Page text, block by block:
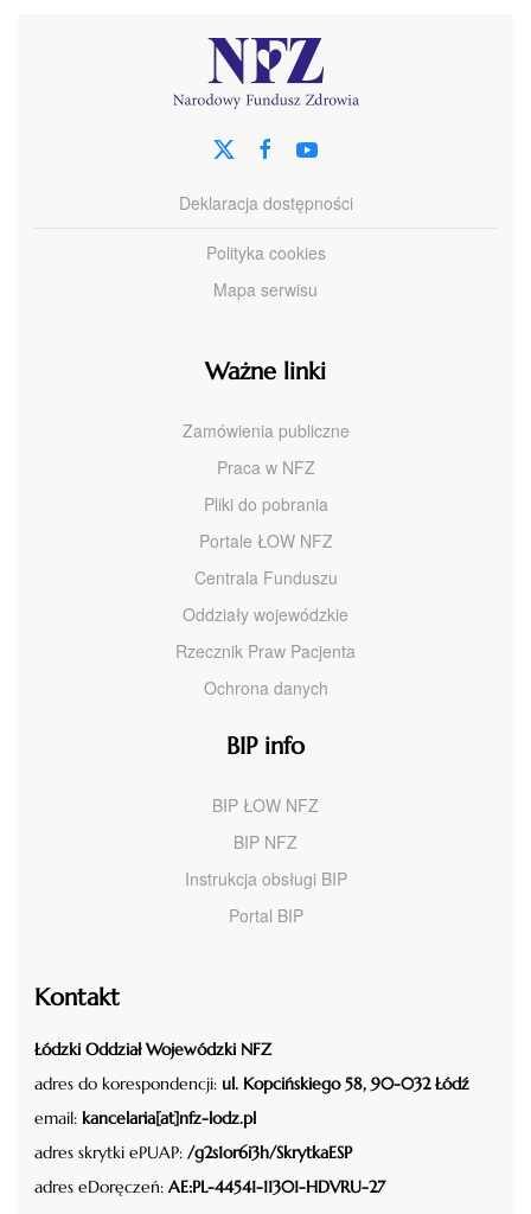
Deklaracja dostępności
Polityka cookies
Mapa serwisu
Ważne linki
Zamówienia publiczne
Praca w NFZ
Pliki do pobrania
Portale ŁOW NFZ
Centrala Funduszu
Oddziały wojewódzkie
Rzecznik Praw Pacjenta
Ochrona danych
BIP info
BIP ŁOW NFZ
BIP NFZ
Instrukcja obsługi BIP
Portal BIP
Kontakt
Łódzki Oddział Wojewódzki NFZ
adres do korespondencji: ul. Kopcińskiego 58, 90-032 Łódź
email: kancelaria[at]nfz-lodz.pl
adres skrytki ePUAP: /g2s1or6i3h/SkrytkaESP
adres eDoręczeń: AE:PL-44541-11301-HDVRU-27